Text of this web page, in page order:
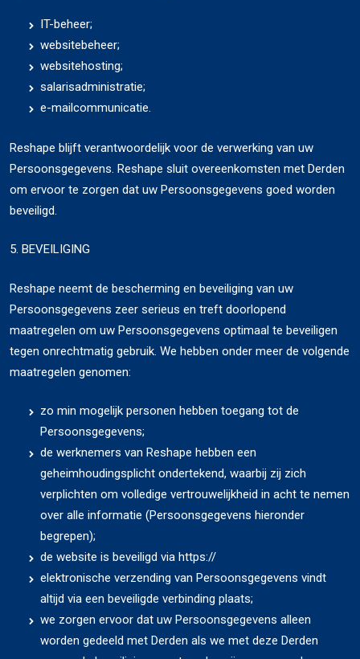
IT-beheer;
websitebeheer;
websitehosting;
salarisadministratie;
e-mailcommunicatie.
Reshape blijft verantwoordelijk voor de verwerking van uw
Persoonsgegevens. Reshape sluit overeenkomsten met Derden
om ervoor te zorgen dat uw Persoonsgegevens goed worden
beveiligd.
5. BEVEILIGING
Reshape neemt de bescherming en beveiliging van uw
Persoonsgegevens zeer serieus en treft doorlopend
maatregelen om uw Persoonsgegevens optimaal te beveiligen
tegen onrechtmatig gebruik. We hebben onder meer de volgende
maatregelen genomen:
zo min mogelijk personen hebben toegang tot de
Persoonsgegevens;
de werknemers van Reshape hebben een
geheimhoudingsplicht ondertekend, waarbij zij zich
verplichten om volledige vertrouwelijkheid in acht te nemen
over alle informatie (Persoonsgegevens hieronder
begrepen);
de website is beveiligd via https://
elektronische verzending van Persoonsgegevens vindt
altijd via een beveiligde verbinding plaats;
we zorgen ervoor dat uw Persoonsgegevens alleen
worden gedeeld met Derden als we met deze Derden